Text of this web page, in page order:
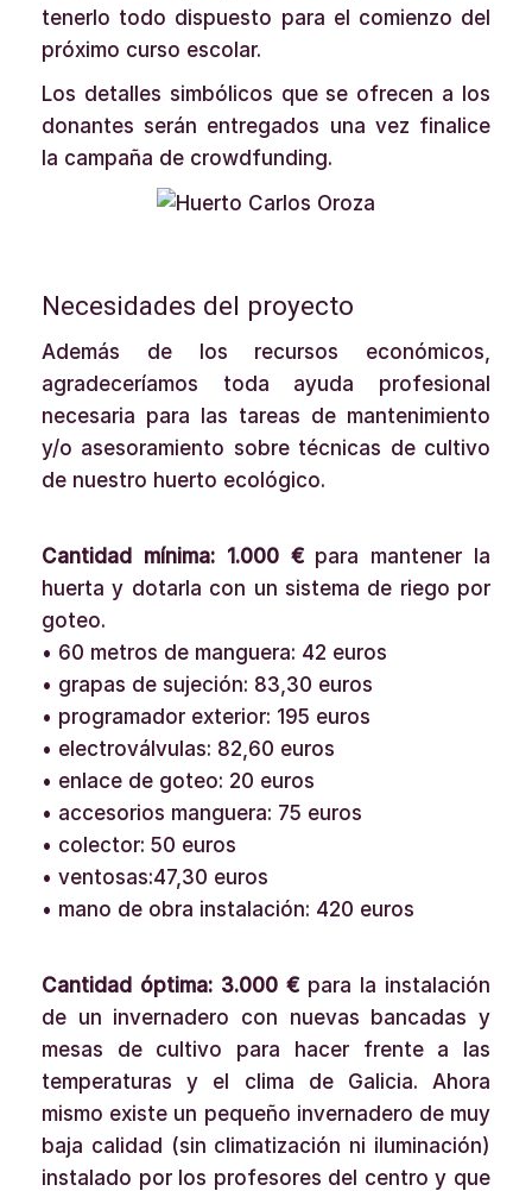
tenerlo todo dispuesto para el comienzo del
próximo curso escolar.
Los detalles simbólicos que se ofrecen a los
donantes serán entregados una vez finalice
la campaña de crowdfunding.
Necesidades del proyecto
Además de los recursos económicos,
agradeceríamos toda ayuda profesional
necesaria para las tareas de mantenimiento
y/o asesoramiento sobre técnicas de cultivo
de nuestro huerto ecológico.
Cantidad mínima: 1.000 €para mantener la
huerta y dotarla con un sistema de riego por
goteo.
• 60 metros de manguera: 42 euros
• grapas de sujeción: 83,30 euros
• programador exterior: 195 euros
• electroválvulas: 82,60 euros
• enlace de goteo: 20 euros
• accesorios manguera: 75 euros
• colector: 50 euros
• ventosas:47,30 euros
• mano de obra instalación: 420 euros
Cantidad óptima: 3.000 € para la instalación
de un invernadero con nuevas bancadas y
mesas de cultivo para hacer frente a las
temperaturas y el clima de Galicia. Ahora
mismo existe un pequeño invernadero de muy
baja calidad (sin climatización ni iluminación)
instalado por los profesores del centro y que